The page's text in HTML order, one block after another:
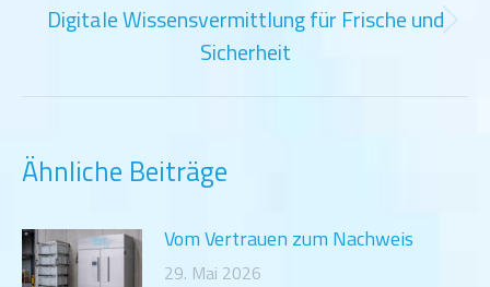
Nächster
Beitrag:
Digitale Wissensvermittlung für Frische und
Sicherheit
Ähnliche Beiträge
Vom Vertrauen zum Nachweis
29. Mai 2026